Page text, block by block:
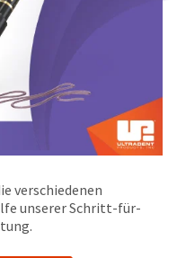
verschiedenen
unserer Schritt-für-